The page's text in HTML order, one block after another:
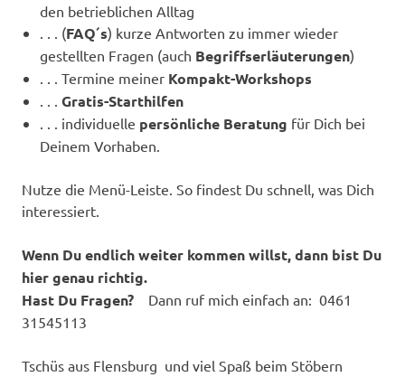
den betrieblichen Alltag
. . . (FAQ´s) kurze Antworten zu immer wieder
gestellten Fragen (auch Begriffserläuterungen)
. . . Termine meiner Kompakt-Workshops
Gratis-Starthilfen
. . . individuelle persönliche Beratung für Dich bei
Deinem Vorhaben.
Nutze die Menü-Leiste. So findest Du schnell, was Dich
interessiert.
Wenn Du endlich weiter kommen willst, dann bist Du
hier genau richtig.
Hast Du Fragen? Dann ruf mich einfach an: 0461
31545113
Tschüs aus Flensburg und viel Spaß beim Stöbern